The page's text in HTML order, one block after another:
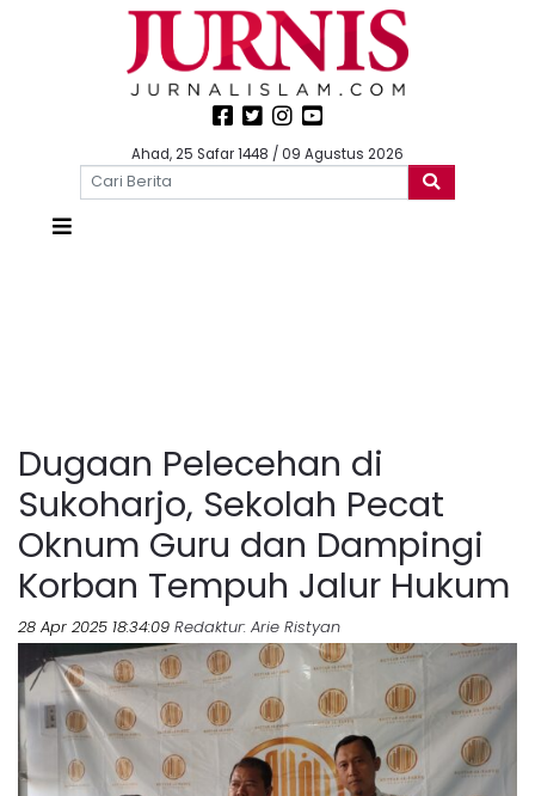
Ahad, 25 Safar 1448 / 09 Agustus 2026
Dugaan Pelecehan di
Sukoharjo, Sekolah Pecat
Oknum Guru dan Dampingi
Korban Tempuh Jalur Hukum
28 Apr 2025 18:34:09 Redaktur: Arie Ristyan